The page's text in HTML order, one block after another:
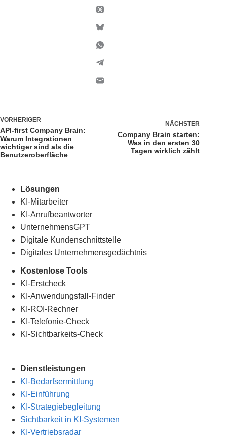
VORHERIGER
API-first Company Brain:
Warum Integrationen
wichtiger sind als die
Benutzeroberfläche
NÄCHSTER
Company Brain starten:
Was in den ersten 30
Tagen wirklich zählt
Lösungen
KI-Mitarbeiter
KI-Anrufbeantworter
UnternehmensGPT
Digitale Kundenschnittstelle
Digitales Unternehmensgedächtnis
Kostenlose Tools
KI-Erstcheck
KI-Anwendungsfall-Finder
KI-ROI-Rechner
KI-Telefonie-Check
KI-Sichtbarkeits-Check
Dienstleistungen
KI-Bedarfsermittlung
KI-Einführung
KI-Strategiebegleitung
Sichtbarkeit in KI-Systemen
KI-Vertriebsradar